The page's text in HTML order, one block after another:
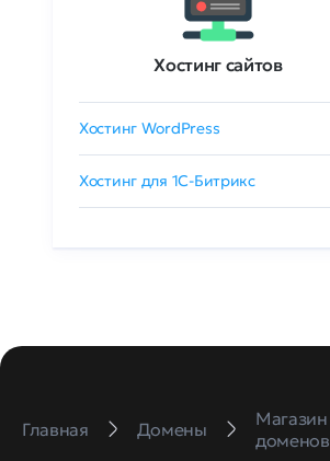
Хостинг сайтов
Хостинг WordPress
Хостинг для 1C-Битрикс
Главная Домены
Магазин
доменов